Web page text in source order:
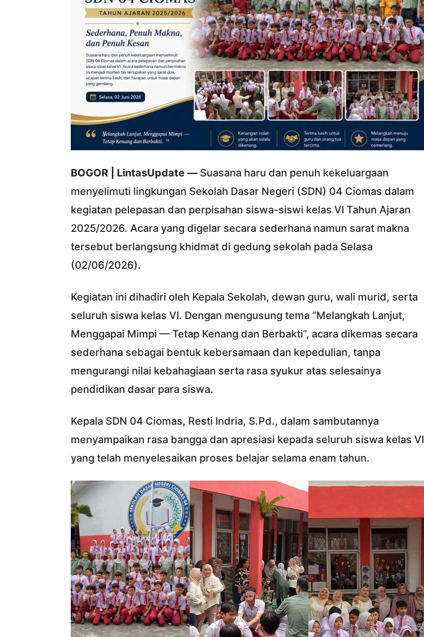
BOGOR | LintasUpdate — Suasana haru dan penuh kekeluargaan
menyelimuti lingkungan Sekolah Dasar Negeri (SDN) 04 Ciomas dalam
kegiatan pelepasan dan perpisahan siswa-siswi kelas VI Tahun Ajaran
2025/2026. Acara yang digelar secara sederhana namun sarat makna
tersebut berlangsung khidmat di gedung sekolah pada Selasa
(02/06/2026).
Kegiatan ini dihadiri oleh Kepala Sekolah, dewan guru, wali murid, serta
seluruh siswa kelas VI. Dengan mengusung tema “Melangkah Lanjut,
Menggapai Mimpi — Tetap Kenang dan Berbakti”, acara dikemas secara
sederhana sebagai bentuk kebersamaan dan kepedulian, tanpa
mengurangi nilai kebahagiaan serta rasa syukur atas selesainya
pendidikan dasar para siswa.
Kepala SDN 04 Ciomas, Resti Indria, S.Pd., dalam sambutannya
menyampaikan rasa bangga dan apresiasi kepada seluruh siswa kelas VI
yang telah menyelesaikan proses belajar selama enam tahun.